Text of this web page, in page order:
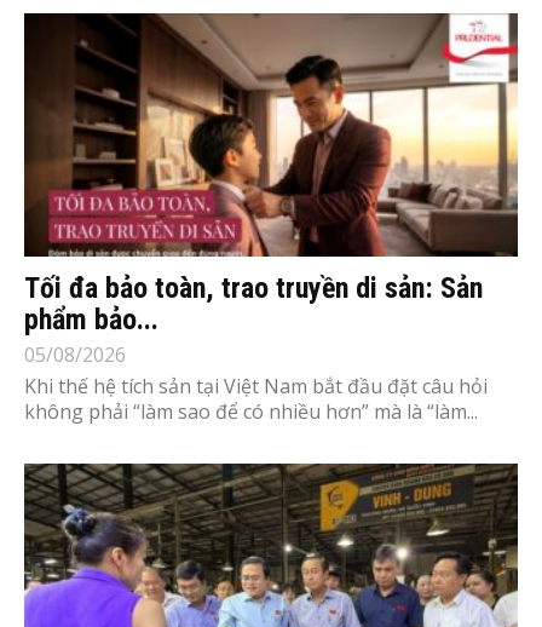
Tối đa bảo toàn, trao truyền di sản: Sản
phẩm bảo...
05/08/2026
Khi thế hệ tích sản tại Việt Nam bắt đầu đặt câu hỏi
không phải “làm sao để có nhiều hơn” mà là “làm...